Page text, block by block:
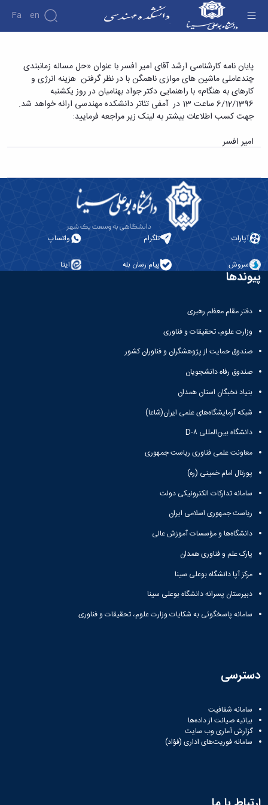
Fa En
دانشکده
درباره
دانشکده
تاریخچه
ریاست
دانشکده
آلبوم
عکس
معاونت
معاونت
تحصیلات
تکمیلی
پژوهش
نشریات
پایان نامه کارشناسی ارشد آقای امیر افسر با عنوان
«حل مساله زمانبندی چندعاملی ماشین های موازی
ناهمگن با در نظر گرفتن هزینه انرژی و کارهای به
هنگام» - دانشکده فنی و مهندسی
پایان نامه کارشناسی ارشد آقای امیر افسر با عنوان «حل مساله زمانبندی
چندعاملی ماشین های موازی ناهمگن با در نظر گرفتن هزینه انرژی و
کارهای به هنگام» با راهنمایی دکتر جواد بهنامیان در روز یکشنبه
6/12/1396 ساعت 13 در آمفی تئاتر دانشکده مهندسی ارائه خواهد شد.
جهت کسب اطلاعات بیشتر به لینک زیر مراجعه فرمایید:
امیر افسر
آپارات تلگرام واتساپ
سروش پیام رسان بله ایتا
پیوندها
دفتر مقام معظم رهبری
وزارت علوم، تحقیقات و فناوری
صندوق حمایت از پژوهشگران و فناوران کشور
صندوق رفاه دانشجویان
بنیاد نخبگان استان همدان
شبکه آزمایشگاه‌های علمی ایران(شاعا)
دانشگاه بین‌المللی D-۸
معاونت علمی فناوری ریاست جمهوری
پورتال امام خمینی (ره)
سامانه تدارکات الکترونیکی دولت
ریاست جمهوری اسلامی ایران
دانشگاه‌ها و مؤسسات آموزش عالی
پارک علم و فناوری همدان
مرکز آپا دانشگاه بوعلی سینا
دبیرستان پسرانه دانشگاه بوعلی سینا
سامانه پاسخگوئی به شکایات وزارت علوم، تحقیقات و فناوری
دسترسی
سامانه شفافیت
بیانیه صیانت از داده‌ها
گزارش آماری وب‌ سایت
سامانه فوریت‌های اداری (فؤاد)